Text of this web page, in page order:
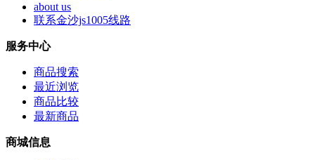
about us
联系金沙js1005线路
服务中心
商品搜索
最近浏览
商品比较
最新商品
商城信息